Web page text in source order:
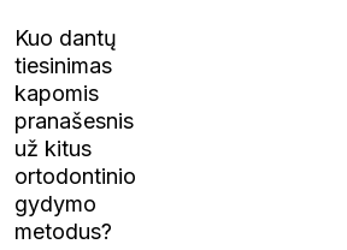
Kuo dantų
tiesinimas
kapomis
pranašesnis
už kitus
ortodontinio
gydymo
metodus?